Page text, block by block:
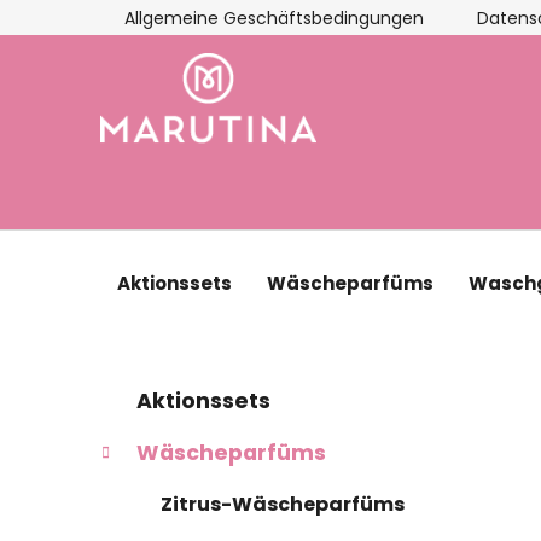
Inhalt
Allgemeine Geschäftsbedingungen
Aktionssets Wäscheparfüms
i
Kategorien
überspringen
t
e
Aktionssets
Wäscheparfüms
Zitrus-Wäscheparfüms